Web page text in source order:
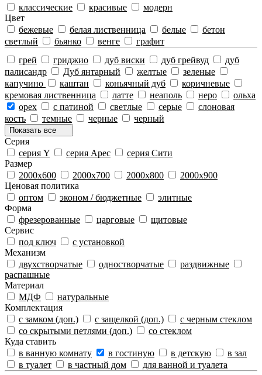
классические
красивые
модерн
Цвeт
бежевые
белая лиственница белые
бетон
светлый
бьянко венге
графит
грей
гриджио дуб виски дуб грейвуд
дуб
палисандр
Дуб янтарный желтые
зеленые
капучино
каштан коньячный дуб
коричневые
кремовая лиственница
латте неаполь неро
ольха
орех
с патиной светлые серые
слоновая
кость
темные черные черный
Показать все
Серия
серия Y
серия Арес
серия Сити
Размeр
2000х600
2000х700 2000х800
2000х900
Ценовая политика
оптом
эконом / бюджетные
элитные
Форма
фрезерованные
царговые
щитовые
Сервис
под ключ
с установкой
Механизм
двухстворчатые
одностворчатые
раздвижные
распашные
Материал
МДФ
натуральные
Комплектация
с замком (доп.)
с защелкой (доп.)
с черным стеклом
со скрытыми петлями (доп.)
со стеклом
Куда ставить
в ванную комнату
в гостиную в детскую
в зал
в туалет
в частный дом
для ванной и туалета